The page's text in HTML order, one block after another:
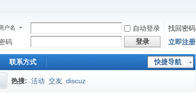
户名 自动登录
找回密码
码
登录 立即注册
快捷导航
联系方式
热搜: 活动 交友 discuz